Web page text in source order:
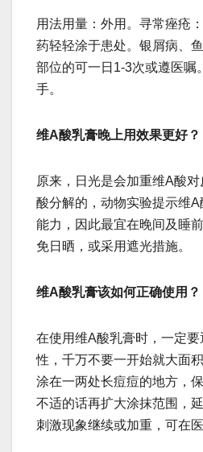
用法用量：外用。寻常痤疮
药轻轻涂于患处。银屑病、
部位的可一日1-3次或遵医嘱
手。
维A酸乳膏晚上用效果更好？
原来，日光是会加重维A酸
酸分解的，动物实验提示维
能力，因此最宜在晚间及睡
免日晒，或采用遮光措施。
维A酸乳膏该如何正确使用？
在使用维A酸乳膏时，一定
性，千万不要一开始就大面
涂在一两处长痘痘的地方，
不适的话再扩大涂抹范围，
刺激现象继续或加重，可在